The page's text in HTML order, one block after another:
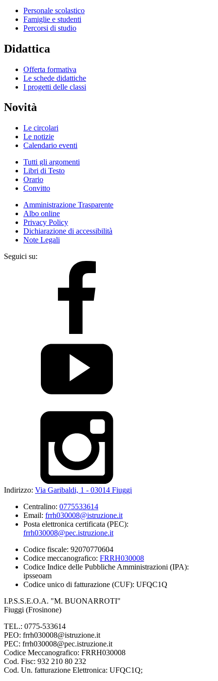
Personale scolastico
Famiglie e studenti
Percorsi di studio
Didattica
Offerta formativa
Le schede didattiche
I progetti delle classi
Novità
Le circolari
Le notizie
Calendario eventi
Tutti gli argomenti
Libri di Testo
Orario
Convitto
Amministrazione Trasparente
Albo online
Privacy Policy
Dichiarazione di accessibilità
Note Legali
Seguici su:
Indirizzo: Via Garibaldi, 1 - 03014 Fiuggi
Centralino: 0775533614
Email: frrh030008@istruzione.it
Posta elettronica certificata (PEC):
frrh030008@pec.istruzione.it
Codice fiscale: 92070770604
Codice meccanografico: FRRH030008
Codice Indice delle Pubbliche Amministrazioni (IPA):
ipsseoam
Codice unico di fatturazione (CUF): UFQC1Q
I.P.S.S.E.O.A. "M. BUONARROTI"
Fiuggi (Frosinone)
TEL.: 0775-533614
PEO: frrh030008@istruzione.it
PEC: frrh030008@pec.istruzione.it
Codice Meccanografico: FRRH030008
Cod. Fisc: 932 210 80 232
Cod. Un. fatturazione Elettronica: UFQC1Q;